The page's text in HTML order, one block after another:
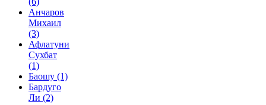
Анчаров
Михаил
(3)
Афлатуни
Сухбат
(1)
Баошу (1)
Бардуго
Ли (2)